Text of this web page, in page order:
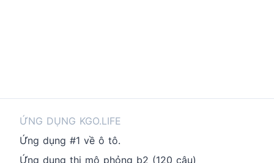
ỨNG DỤNG KGO.LIFE
Ứng dụng #1 về ô tô.
Ứng dụng thi mô phỏng b2 (120 câu)